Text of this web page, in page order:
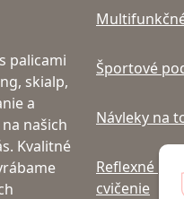
palicami
skialp,
a
našich
Kvalitné
Športové
Návleky na
Reflexné
cvičenie